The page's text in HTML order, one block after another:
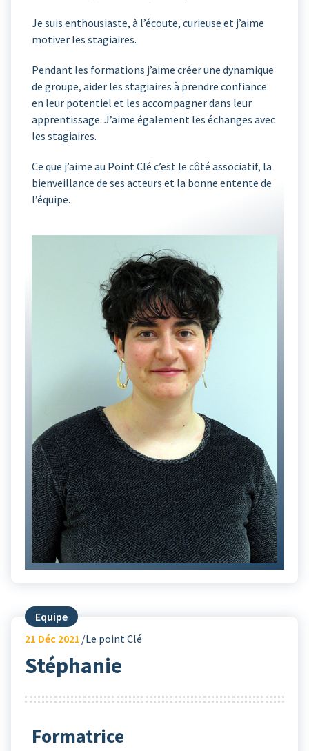
Je suis enthousiaste, à l’écoute, curieuse et j’aime
motiver les stagiaires.
Pendant les formations j’aime créer une dynamique
de groupe, aider les stagiaires à prendre confiance
en leur potentiel et les accompagner dans leur
apprentissage. J’aime également les échanges avec
les stagiaires.
Ce que j’aime au Point Clé c’est le côté associatif, la
bienveillance de ses acteurs et la bonne entente de
l’équipe.
Equipe
21 Déc 2021 Le point Clé
Stéphanie
Formatrice